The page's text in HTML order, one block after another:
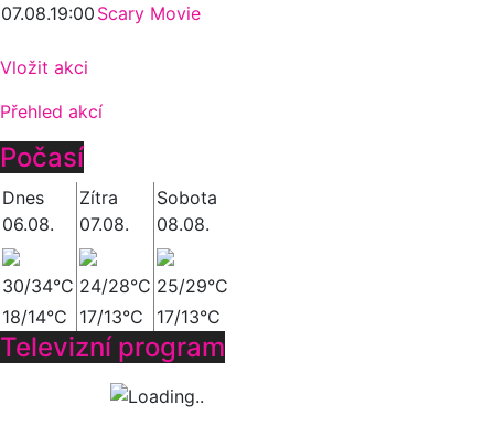
07.08.19:00 Scary Movie
Vložit akci
Přehled akcí
Počasí
Dnes
06.08.
Zítra
07.08.
Sobota
08.08.
30/34°C 24/28°C 25/29°C
18/14°C
17/13°C 17/13°C
Televizní program